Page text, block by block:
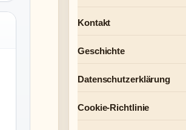
Kontakt
Geschichte
Datenschutzerklärung
Cookie-Richtlinie